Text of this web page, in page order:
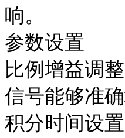
响。
参数设置
比例增益调
信号能够准
积分时间设